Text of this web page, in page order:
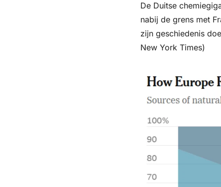
De Duitse
nabij de grens met
zijn geschiedenis
New York Times)